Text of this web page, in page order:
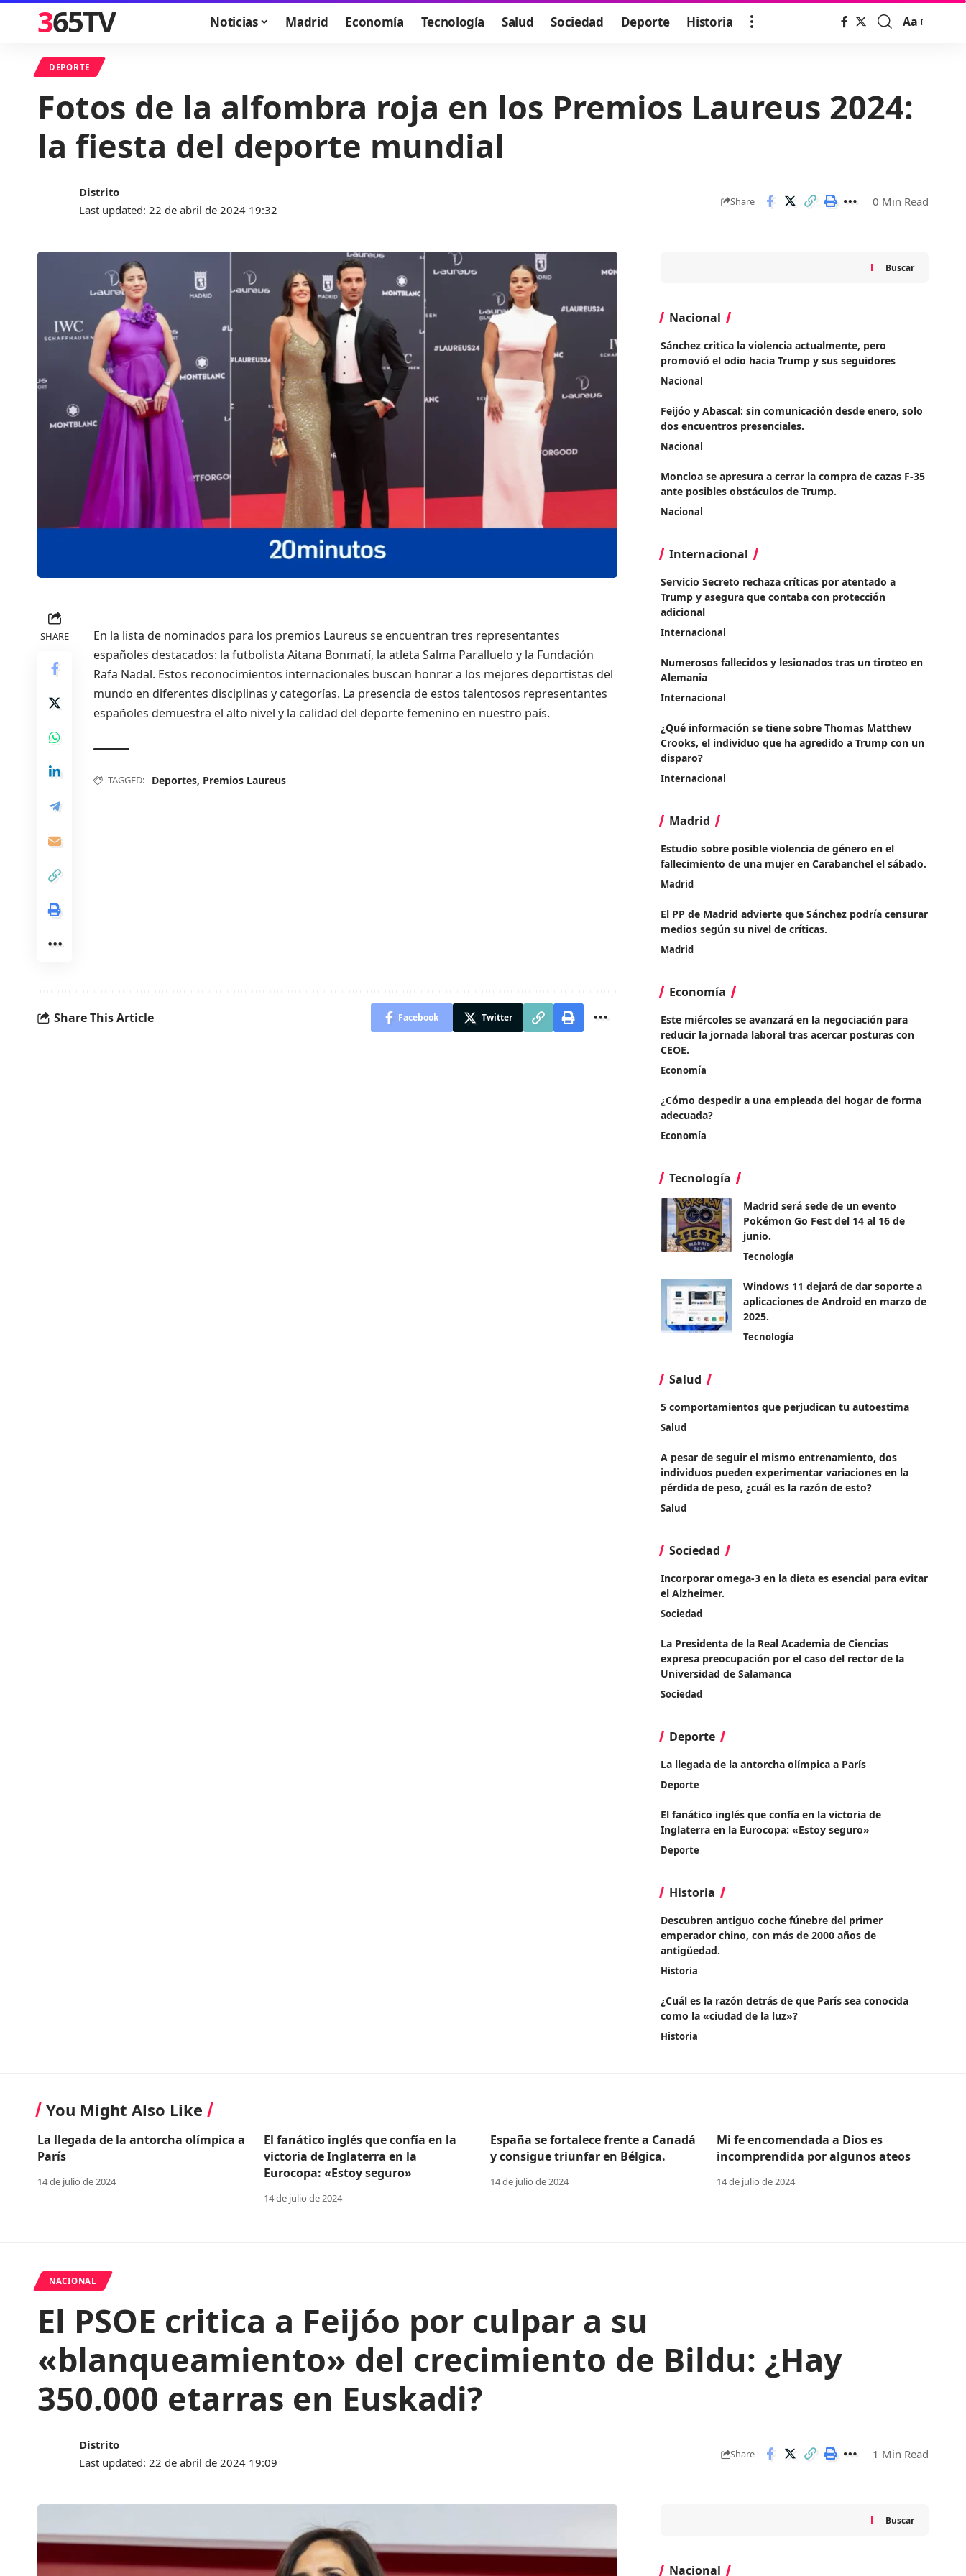
365TV Noticias Madrid Economía Tecnología Salud Sociedad Deporte Historia
Font
Aa
DEPORTE
Fotos de la alfombra roja en los Premios Laureus 2024:
la fiesta del deporte mundial
Last updated: 22 de abril de 2024 19:32
Distrito
Share 0 Min Read
SHARE
En la lista de nominados para los premios Laureus se encuentran tres representantes
españoles destacados: la futbolista Aitana Bonmatí, la atleta Salma Paralluelo y la Fundación
Rafa Nadal. Estos reconocimientos internacionales buscan honrar a los mejores deportistas del
mundo en diferentes disciplinas y categorías. La presencia de estos talentosos representantes
españoles demuestra el alto nivel y la calidad del deporte femenino en nuestro país.
TAGGED: Deportes, Premios Laureus
Share This Article Facebook Twitter
Buscar
Nacional
Sánchez critica la violencia actualmente, pero
promovió el odio hacia Trump y sus seguidores
Nacional
Feijóo y Abascal: sin comunicación desde enero, solo
dos encuentros presenciales.
Nacional
Moncloa se apresura a cerrar la compra de cazas F-35
ante posibles obstáculos de Trump.
Nacional
Internacional
Servicio Secreto rechaza críticas por atentado a
Trump y asegura que contaba con protección
adicional
Internacional
Numerosos fallecidos y lesionados tras un tiroteo en
Alemania
Internacional
¿Qué información se tiene sobre Thomas Matthew
Crooks, el individuo que ha agredido a Trump con un
disparo?
Internacional
Madrid
Estudio sobre posible violencia de género en el
fallecimiento de una mujer en Carabanchel el sábado.
Madrid
El PP de Madrid advierte que Sánchez podría censurar
medios según su nivel de críticas.
Madrid
Economía
Este miércoles se avanzará en la negociación para
reducir la jornada laboral tras acercar posturas con
CEOE.
Economía
¿Cómo despedir a una empleada del hogar de forma
adecuada?
Economía
Tecnología
Madrid será sede de un evento
Pokémon Go Fest del 14 al 16 de
junio.
Tecnología
Windows 11 dejará de dar soporte a
aplicaciones de Android en marzo de
2025.
Tecnología
Salud
5 comportamientos que perjudican tu autoestima
Salud
A pesar de seguir el mismo entrenamiento, dos
individuos pueden experimentar variaciones en la
pérdida de peso, ¿cuál es la razón de esto?
Salud
Sociedad
Incorporar omega-3 en la dieta es esencial para evitar
el Alzheimer.
Sociedad
La Presidenta de la Real Academia de Ciencias
expresa preocupación por el caso del rector de la
Universidad de Salamanca
Sociedad
Deporte
La llegada de la antorcha olímpica a París
Deporte
El fanático inglés que confía en la victoria de
Inglaterra en la Eurocopa: «Estoy seguro»
Deporte
Historia
Descubren antiguo coche fúnebre del primer
emperador chino, con más de 2000 años de
antigüedad.
Historia
¿Cuál es la razón detrás de que París sea conocida
como la «ciudad de la luz»?
Historia
You Might Also Like
La llegada de la antorcha olímpica a
París
14 de julio de 2024
El fanático inglés que confía en la
victoria de Inglaterra en la
Eurocopa: «Estoy seguro»
14 de julio de 2024
España se fortalece frente a Canadá
y consigue triunfar en Bélgica.
14 de julio de 2024
Mi fe encomendada a Dios es
incomprendida por algunos ateos
14 de julio de 2024
NACIONAL
El PSOE critica a Feijóo por culpar a su
«blanqueamiento» del crecimiento de Bildu: ¿Hay
350.000 etarras en Euskadi?
Last updated: 22 de abril de 2024 19:09
Distrito
Share 1 Min Read
Buscar
Nacional